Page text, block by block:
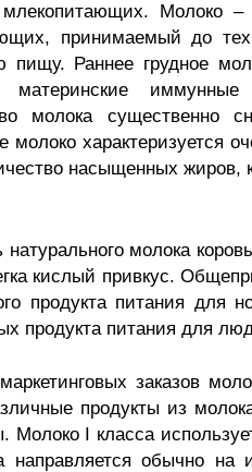
Молоко –
принимаемый до
пищу. Раннее грудное
материнские
молока существенно
молоко характеризуется
насыщенных жиров,
натурального молока
кислый привкус.
продукта питания для
продукта питания для
заказов
продукты из
I класса
обычно на